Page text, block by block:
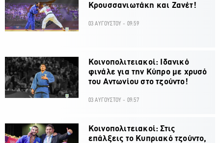
Κρουσσανιωτάκη και Ζανέτ!
03 ΑΥΓΟΥΣΤΟΥ - 09:59
Κοινοπολιτειακοί: Ιδανικό
φινάλε για την Κύπρο με χρυσό
του Αντωνίου στο τζούντο!
03 ΑΥΓΟΥΣΤΟΥ - 09:57
Κοινοπολιτειακοί: Στις
επάλξεις το Κυπριακό τζούντο,